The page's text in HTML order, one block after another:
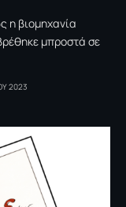
η βιομηχανία
μπροστά σε
2023